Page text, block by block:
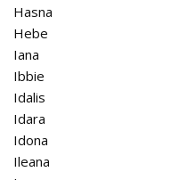
Hasna
Hebe
Iana
Ibbie
Idalis
Idara
Idona
Ileana